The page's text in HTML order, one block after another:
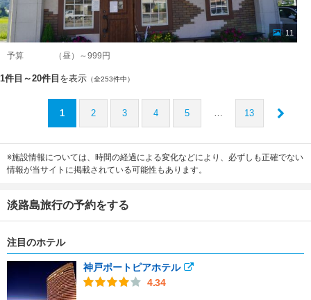
11
予算 （昼）～999円
1件目～20件目 を表示 （全253件中）
1 2 3 4 5 … 13
※施設情報については、時間の経過による変化などにより、必ずしも正確でない
情報が当サイトに掲載されている可能性もあります。
淡路島旅行の予約をする
注目のホテル
神戸ポートピアホテル
4.34